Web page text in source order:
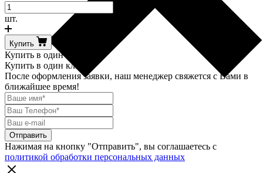
Количество
товара
Yamaha
F
5
AMHS
шт.
Купить
Купить в один клик
Купить в один клик
После оформления заявки, наш менеджер свяжется с Вами в
ближайшее время!
Нажимая на кнопку "Отправить", вы соглашаетесь с
политикой обработки персональных данных